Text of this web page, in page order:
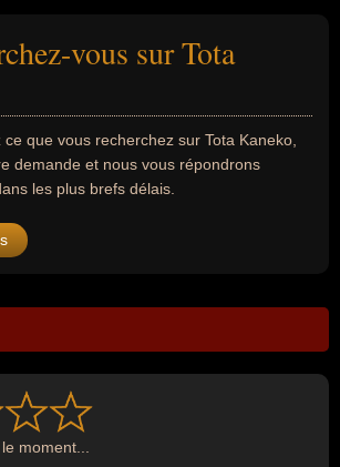
vous sur Tota
que vous recherchez sur Tota Kaneko,
demande et nous vous répondrons
les plus brefs délais.
moment...